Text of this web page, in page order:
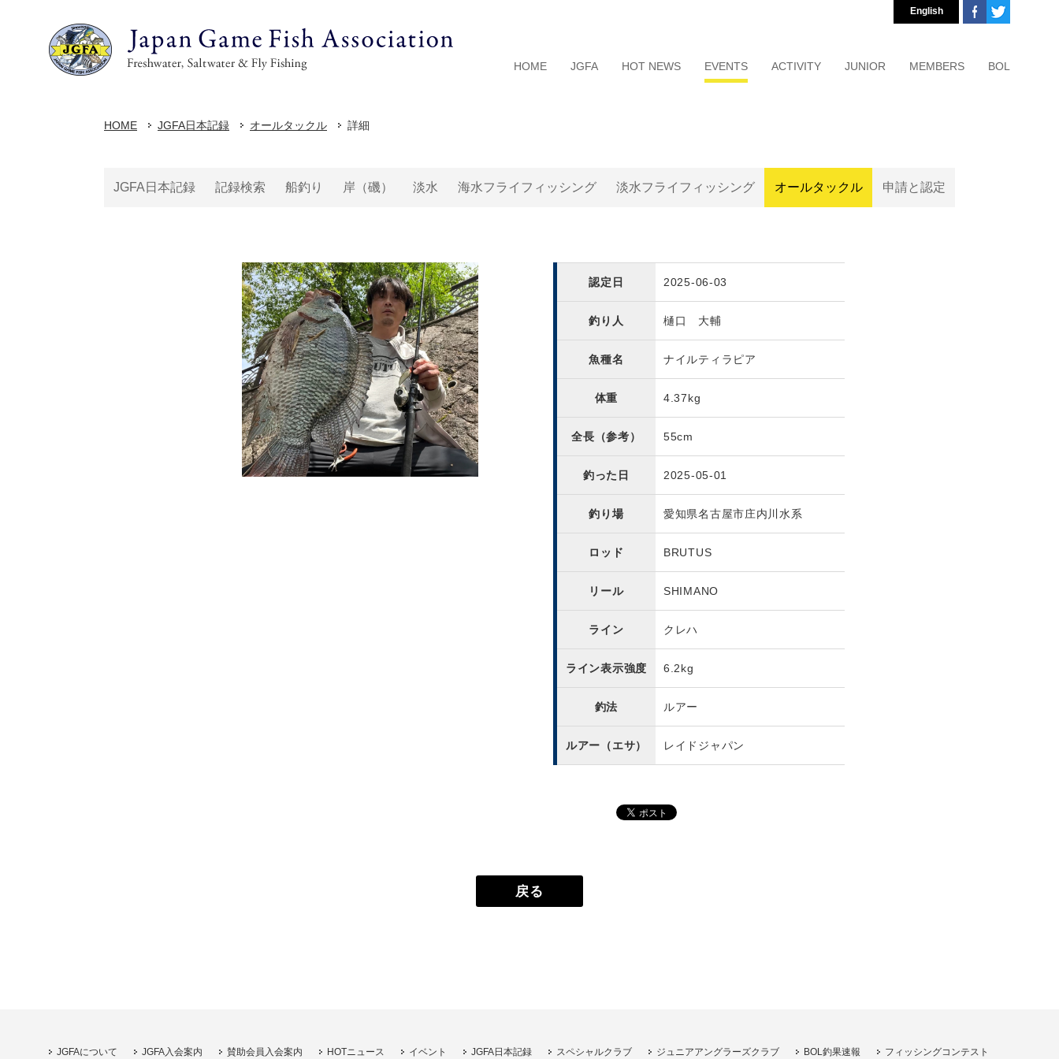
HOME JGFA HOT NEWS EVENTS ACTIVITY JUNIOR MEMBERS BOL
English
HOME JGFA日本記録 オールタックル 詳細
JGFA日本記録 記録検索 船釣り 岸（磯） 淡水 海水フライフィッシング 淡水フライフィッシング オールタックル 申請と認定
認定日 2025-06-03
釣り人 樋口 大輔
魚種名 ナイルティラピア
体重 4.37kg
全長（参考） 55cm
釣った日 2025-05-01
釣り場 愛知県名古屋市庄内川水系
ロッド BRUTUS
リール SHIMANO
ライン クレハ
ライン表示強度 6.2kg
釣法 ルアー
ルアー（エサ） レイドジャパン
戻る
JGFAについて JGFA入会案内 賛助会員入会案内 HOTニュース イベント JGFA日本記録 スペシャルクラブ ジュニアアングラーズクラブ BOL釣果速報 フィッシングコンテスト